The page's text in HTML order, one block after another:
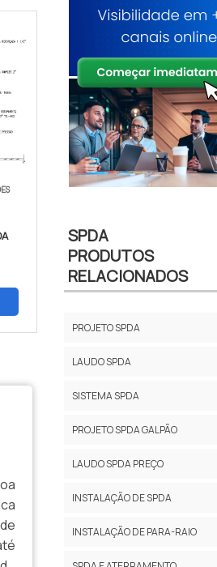
SPDA
PRODUTOS
RELACIONADOS
PROJETO SPDA
LAUDO SPDA
SISTEMA SPDA
PROJETO SPDA GALPÃO
LAUDO SPDA PREÇO
INSTALAÇÃO DE SPDA
INSTALAÇÃO DE PARA-RAIO